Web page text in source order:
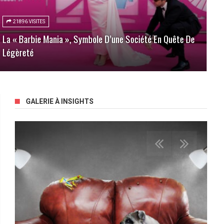
21896 VISITES
La « Barbie Mania », Symbole D’une Société En Quête De
Légèreté
GALERIE À INSIGHTS